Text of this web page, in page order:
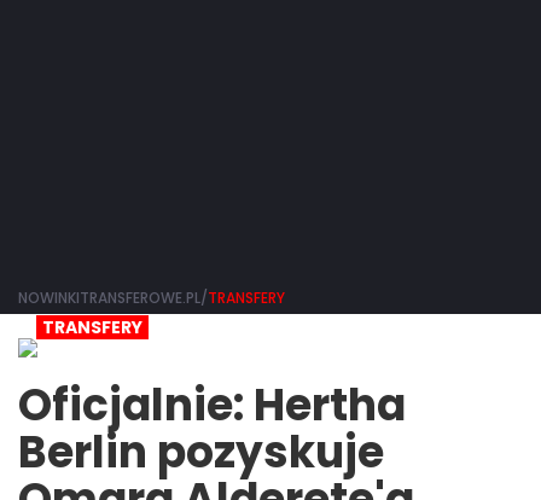
NOWINKITRANSFEROWE.PL/TRANSFERY
TRANSFERY
Oficjalnie: Hertha
Berlin pozyskuje